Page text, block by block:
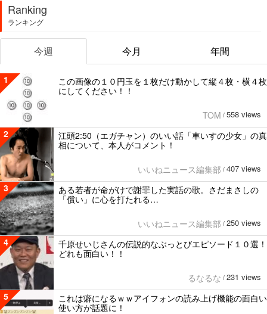
Ranking
ランキング
今週 今月 年間
1
この画像の１０円玉を１枚だけ動かして縦４枚・横４枚
にしてください！！
TOM / 558 views
2
江頭2:50（エガチャン）のいい話「車いすの少女」の真
相について、本人がコメント！
いいねニュース編集部 / 407 views
3
ある若者が命がけで謝罪した実話の歌。さだまさしの
「償い」に心を打たれる…
いいねニュース編集部 / 250 views
4
千原せいじさんの伝説的なぶっとびエピソード１０選！
どれも面白い！！
るなるな / 231 views
5
これは癖になるｗｗアイフォンの読み上げ機能の面白い
使い方が話題に！